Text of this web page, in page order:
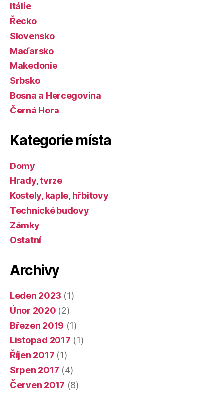
Itálie
Řecko
Slovensko
Maďarsko
Makedonie
Srbsko
Bosna a Hercegovina
Černá Hora
Kategorie místa
Domy
Hrady, tvrze
Kostely, kaple, hřbitovy
Technické budovy
Zámky
Ostatní
Archivy
Leden 2023 (1)
Únor 2020 (2)
Březen 2019 (1)
Listopad 2017 (1)
Říjen 2017 (1)
Srpen 2017 (4)
Červen 2017 (8)